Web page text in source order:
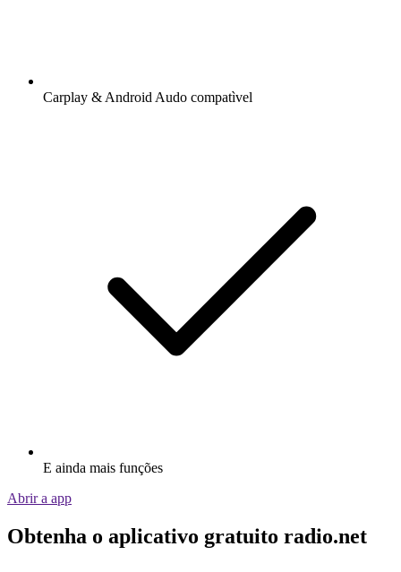
Carplay & Android Audo compatìvel
E ainda mais funções
Abrir a app
Obtenha o aplicativo gratuito radio.net